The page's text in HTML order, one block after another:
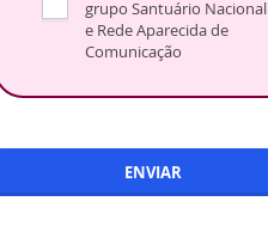
grupo Santuário Nacional
e Rede Aparecida de
Comunicação
ENVIAR